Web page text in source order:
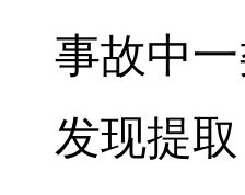
事故中
发现提